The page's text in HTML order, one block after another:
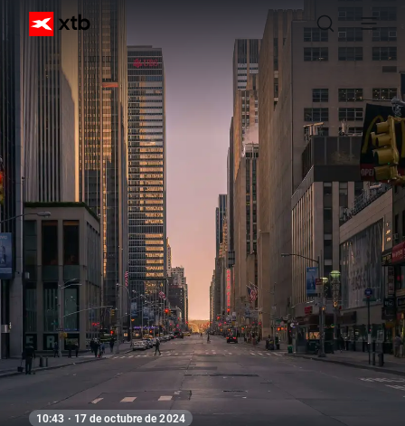
10:43 · 17 de octubre de 2024